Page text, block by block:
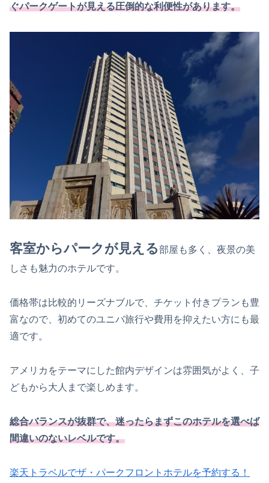
ぐパークゲートが見える圧倒的な利便性があります。
客室からパークが見える部屋も多く、夜景の美
しさも魅力のホテルです。
価格帯は比較的リーズナブルで、チケット付きプランも豊
富なので、初めてのユニバ旅行や費用を抑えたい方にも最
適です。
アメリカをテーマにした館内デザインは雰囲気がよく、子
どもから大人まで楽しめます。
総合バランスが抜群で、迷ったらまずこのホテルを選べば
間違いのないレベルです。
楽天トラベルでザ・パークフロントホテルを予約する！